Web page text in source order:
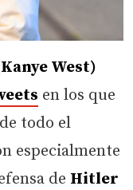
West)
en los que
todo el
especialmente
de Hitler